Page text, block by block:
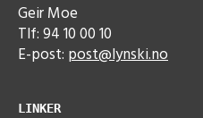
Geir Moe
Tlf: 94 10 00 10
E-post: post@lynski.no
LINKER